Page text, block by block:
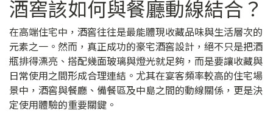
酒窖該如何與餐廳動線結合？
在高端住宅中，酒窖往往是最能體現收藏品味與生活層次的
元素之一。然而，真正成功的豪宅酒窖設計，絕不只是把酒
瓶排得漂亮、搭配幾面玻璃與燈光就足夠，而是要讓收藏與
日常使用之間形成合理連結。尤其在宴客頻率較高的住宅場
景中，酒窖與餐廳、備餐區及中島之間的動線關係，更是決
定使用體驗的重要關鍵。